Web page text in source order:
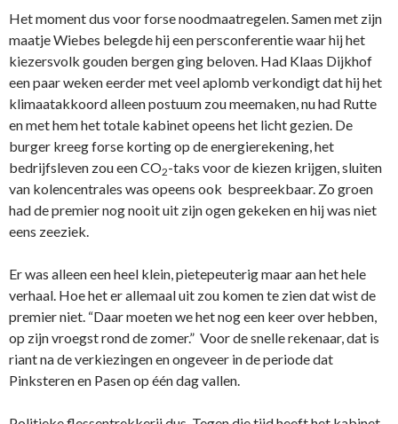
Het moment dus voor forse noodmaatregelen. Samen met zijn
maatje Wiebes belegde hij een persconferentie waar hij het
kiezersvolk gouden bergen ging beloven. Had Klaas Dijkhof
een paar weken eerder met veel aplomb verkondigt dat hij het
klimaatakkoord alleen postuum zou meemaken, nu had Rutte
en met hem het totale kabinet opeens het licht gezien. De
burger kreeg forse korting op de energierekening, het
bedrijfsleven zou een CO2-taks voor de kiezen krijgen, sluiten
van kolencentrales was opeens ook bespreekbaar. Zo groen
had de premier nog nooit uit zijn ogen gekeken en hij was niet
eens zeeziek.
Er was alleen een heel klein, pietepeuterig maar aan het hele
verhaal. Hoe het er allemaal uit zou komen te zien dat wist de
premier niet. “Daar moeten we het nog een keer over hebben,
op zijn vroegst rond de zomer.” Voor de snelle rekenaar, dat is
riant na de verkiezingen en ongeveer in de periode dat
Pinksteren en Pasen op één dag vallen.